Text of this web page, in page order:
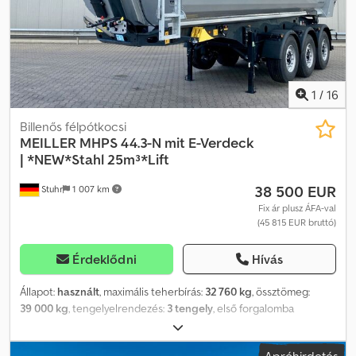
beleértve a feljutó létra bal oldalán, a vázhoz * 1 x LED
munkalámpa * alváz és váz színe: Fekete-szürke RAL 7021 * billenő
felépítmény színe: Fehér-alumínium RAL 9006 * ponyva színe: RAL
9006 fehér-alumínium Minden adat tájékoztató jellegű / Előzetes
értékesítés fenntartva.
1 / 16
Stuhr 1 007 km
Billenős félpótkocsi
MEILLER MHPS 44.3-N mit E-Verdeck
| *NEW*Stahl 25m³*Lift
38 500 EUR
Fix ár plusz ÁFA-val
(45 815 EUR bruttó)
Érdeklődni Hívás
Állapot: használt, maximális teherbírás: 32 760 kg, össztömeg:
39 000 kg, tengelyelrendezés: 3 tengely, első forgalomba
, raktér hossza:7 600 mm
2 200 mm, raktérmagasság:1 500 mm, rakodótér térfogata:25 m³,